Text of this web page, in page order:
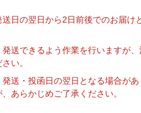
日の翌日から2日前後でのお届け
送できるよう作業を行いますが
い。
送・投函日の翌日となる場合が
あらかじめご了承ください。